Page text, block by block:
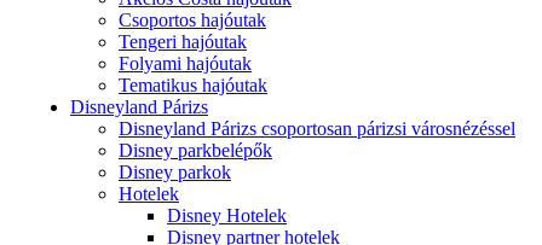
Csoportos hajóutak
Tengeri hajóutak
Folyami hajóutak
Tematikus hajóutak
Disneyland Párizs
Disneyland Párizs csoportosan párizsi városnézéssel
Disney parkbelépők
Disney parkok
Hotelek
Disney Hotelek
Disney partner hotelek